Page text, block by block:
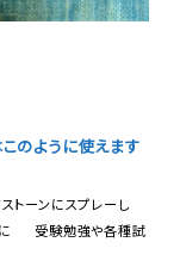
のように使えます
トーンにスプレーし
に 受験勉強や各種試